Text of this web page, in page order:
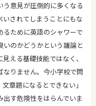
意見が圧倒的に多くなる
いされてしまうことにもな
ために英語のシャワーで
いのかどうかという議論と
える基礎技能ではなく、
なりません。今小学校で問
章題になるとできない」
す危険性をはらんでいま